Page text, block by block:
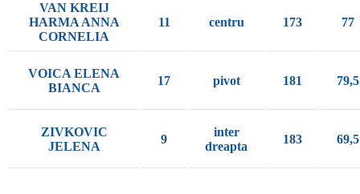
VAN KREIJ
HARMA ANNA
CORNELIA
11 centru 173 77
VOICA ELENA
BIANCA
17 pivot 181 79,5
ZIVKOVIC
JELENA
9
inter
dreapta
183 69,5